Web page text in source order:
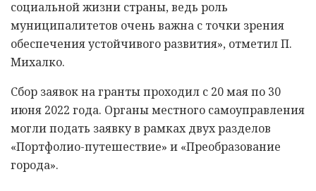
социальной жизни страны, ведь роль
муниципалитетов очень важна с точки зрения
обеспечения устойчивого развития», отметил П.
Михалко.
Сбор заявок на гранты проходил с 20 мая по 30
июня 2022 года. Органы местного самоуправления
могли подать заявку в рамках двух разделов
«Портфолио-путешествие» и «Преобразование
города».